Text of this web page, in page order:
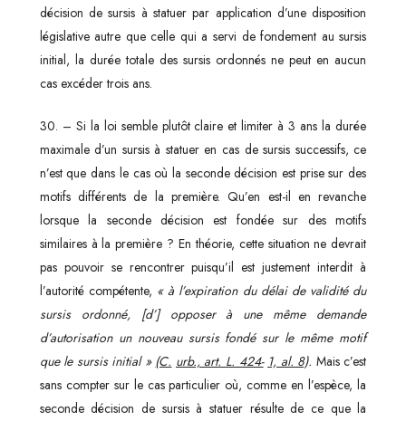
décision de sursis à statuer par application d’une disposition
législative autre que celle qui a servi de fondement au sursis
initial, la durée totale des sursis ordonnés ne peut en aucun
cas excéder trois ans.
30. – Si la loi semble plutôt claire et limiter à 3 ans la durée
maximale d’un sursis à statuer en cas de sursis successifs, ce
n’est que dans le cas où la seconde décision est prise sur des
motifs différents de la première. Qu’en est-il en revanche
lorsque la seconde décision est fondée sur des motifs
similaires à la première ? En théorie, cette situation ne devrait
pas pouvoir se rencontrer puisqu’il est justement interdit à
l’autorité compétente, « à l’expiration du délai de validité du
sursis ordonné, [d’] opposer à une même demande
d’autorisation un nouveau sursis fondé sur le même motif
que le sursis initial » (C. urb., art. L. 424- 1, al. 8). Mais c’est
sans compter sur le cas particulier où, comme en l’espèce, la
seconde décision de sursis à statuer résulte de ce que la